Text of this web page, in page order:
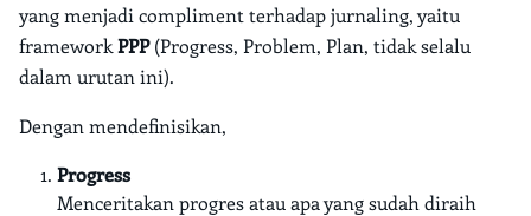
yang menjadi compliment terhadap jurnaling, yaitu
frameworkPPP(Progress, Problem, Plan, tidak selalu
dalam urutan ini).
Dengan mendefinisikan,
Progress
Menceritakan progres atau apa yang sudah diraih